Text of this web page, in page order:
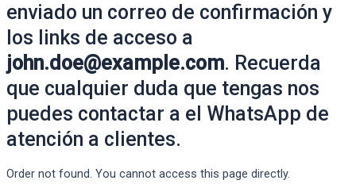
enviado un correo de confirmación y
los links de acceso a
john.doe@example.com. Recuerda
que cualquier duda que tengas nos
puedes contactar a el WhatsApp de
atención a clientes.
Order not found. You cannot access this page directly.